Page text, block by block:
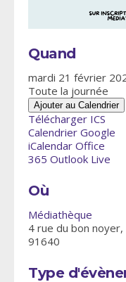
Quand
mardi 21 février
Toute la journée
Ajouter au Calendrier
Télécharger ICS
Calendrier Google
iCalendar Office
365 Outlook Live
Où
Médiathèque
4 rue du bon
91640
Type